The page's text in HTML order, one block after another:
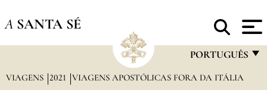
A SANTA SÉ
PORTUGUÊS
FRANÇAIS
VIAGENS 2021 VIAGENS APOSTÓLICAS FORA DA ITÁLIA